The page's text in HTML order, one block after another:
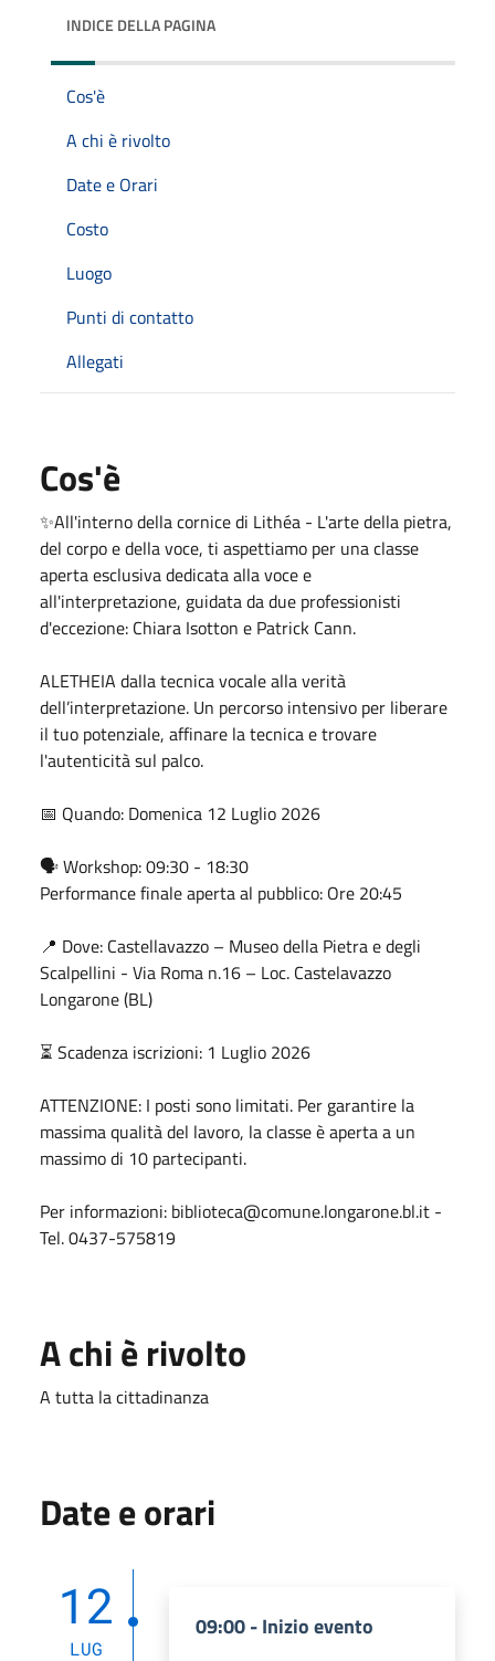
INDICE DELLA PAGINA
Cos'è
A chi è rivolto
Date e Orari
Costo
Luogo
Punti di contatto
Allegati
Cos'è
✨All'interno della cornice di Lithéa - L'arte della pietra,
del corpo e della voce, ti aspettiamo per una classe
aperta esclusiva dedicata alla voce e
all'interpretazione, guidata da due professionisti
d'eccezione: Chiara Isotton e Patrick Cann.
ALETHEIA dalla tecnica vocale alla verità
dell’interpretazione. Un percorso intensivo per liberare
il tuo potenziale, affinare la tecnica e trovare
l'autenticità sul palco.
📅 Quando: Domenica 12 Luglio 2026
🗣 Workshop: 09:30 - 18:30
Performance finale aperta al pubblico: Ore 20:45
📍 Dove: Castellavazzo – Museo della Pietra e degli
Scalpellini - Via Roma n.16 – Loc. Castelavazzo
Longarone (BL)
⏳ Scadenza iscrizioni: 1 Luglio 2026
ATTENZIONE: I posti sono limitati. Per garantire la
massima qualità del lavoro, la classe è aperta a un
massimo di 10 partecipanti.
Per informazioni: biblioteca@comune.longarone.bl.it -
Tel. 0437-575819
A chi è rivolto
A tutta la cittadinanza
Date e orari
12
LUG
09:00 - Inizio evento